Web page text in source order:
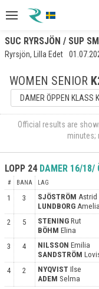
SUC RYRSJÖN / SUP
Ryrsjön, Lilla Edet
WOMEN SENIOR
DAMER ÖPPEN KLASS
Official results are
minutes;
LOPP 24 DAMER 16/18/
# BANA LAG
1 3 SJÖSTRÖM Astrid
LUNDBORG Amelia
2
5 STENING Rut
BÖHM Elina
3
4 NILSSON Emilia
SANDSTRÖM
4
2 NYQVIST Ilse
ADEM Selma